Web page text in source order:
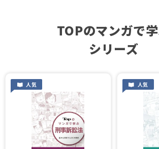
TOPのマンガで
シリーズ
人気 人気